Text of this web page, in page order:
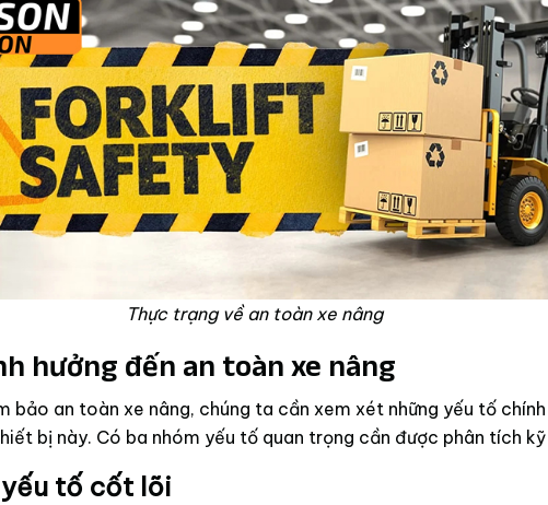
Thực trạng về an toàn xe nâng
hưởng đến an toàn xe nâng
bảo an toàn xe nâng, chúng ta cần xem xét những yếu tố chính
bị này. Có ba nhóm yếu tố quan trọng cần được phân tích kỹ
tố cốt lõi